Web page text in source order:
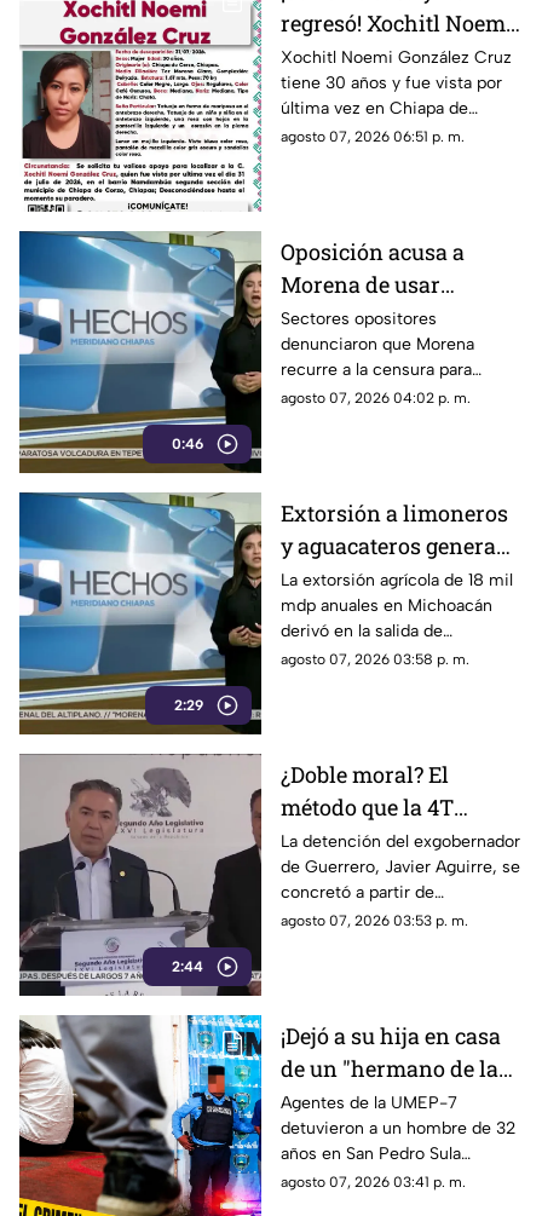
regresó! Xochitl Noemi
desapareció en Chiapa
de Corzo
Xochitl Noemi González Cruz
tiene 30 años y fue vista por
última vez en Chiapa de
Corzo, Chiapas.
agosto 07, 2026 06:51 p. m.
0:46
Oposición acusa a
Morena de usar
censura para ocultar
seńalamientos de
narcopolítica
Sectores opositores
denunciaron que Morena
recurre a la censura para
imponer su versión oficial y
agosto 07, 2026 04:02 p. m.
2:29
Extorsión a limoneros
y aguacateros genera
pérdidas de 18 mil mdp
en Michoacán
La extorsión agrícola de 18 mil
mdp anuales en Michoacán
derivó en la salida de
inspectores de EE. UU.,
agosto 07, 2026 03:58 p. m.
2:44
¿Doble moral? El
método que la 4T
desacredita para Rocha
Moya y Enrique
Inzunza fue el que
metió a la cárcel a
La detención del exgobernador
de Guerrero, Javier Aguirre, se
concretó a partir de
declaraciones de testigos
agosto 07, 2026 03:53 p. m.
¡Dejó a su hija en casa
de un "hermano de la
iglesia" para jugar con
otros niños y la niña
terminó 4bus4d4
Agentes de la UMEP-7
detuvieron a un hombre de 32
años en San Pedro Sula
acusado de agredir
agosto 07, 2026 03:41 p. m.